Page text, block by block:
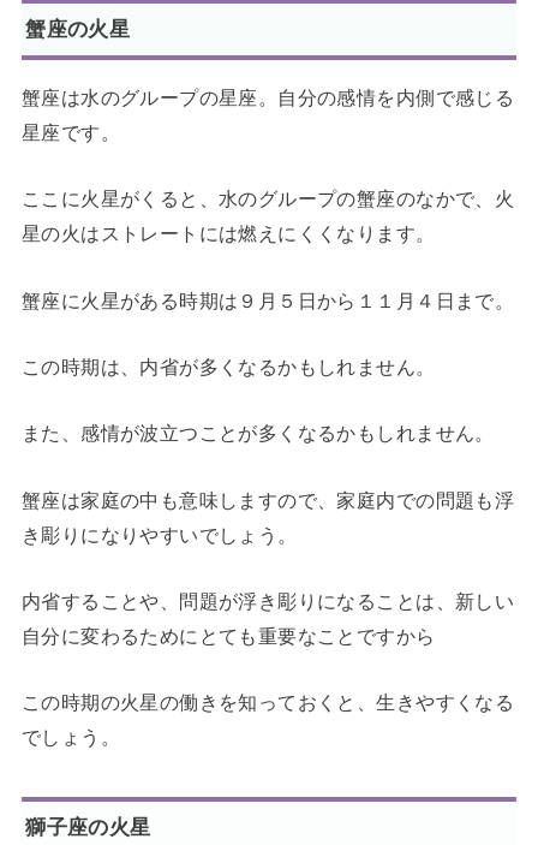
蟹座の火星
蟹座は水のグループの星座。自分の感情を内側で感じる
星座です。
ここに火星がくると、水のグループの蟹座のなかで、火
星の火はストレートには燃えにくくなります。
蟹座に火星がある時期は９月５日から１１月４日まで。
この時期は、内省が多くなるかもしれません。
また、感情が波立つことが多くなるかもしれません。
蟹座は家庭の中も意味しますので、家庭内での問題も浮
き彫りになりやすいでしょう。
内省することや、問題が浮き彫りになることは、新しい
自分に変わるためにとても重要なことですから
この時期の火星の働きを知っておくと、生きやすくなる
でしょう。
獅子座の火星